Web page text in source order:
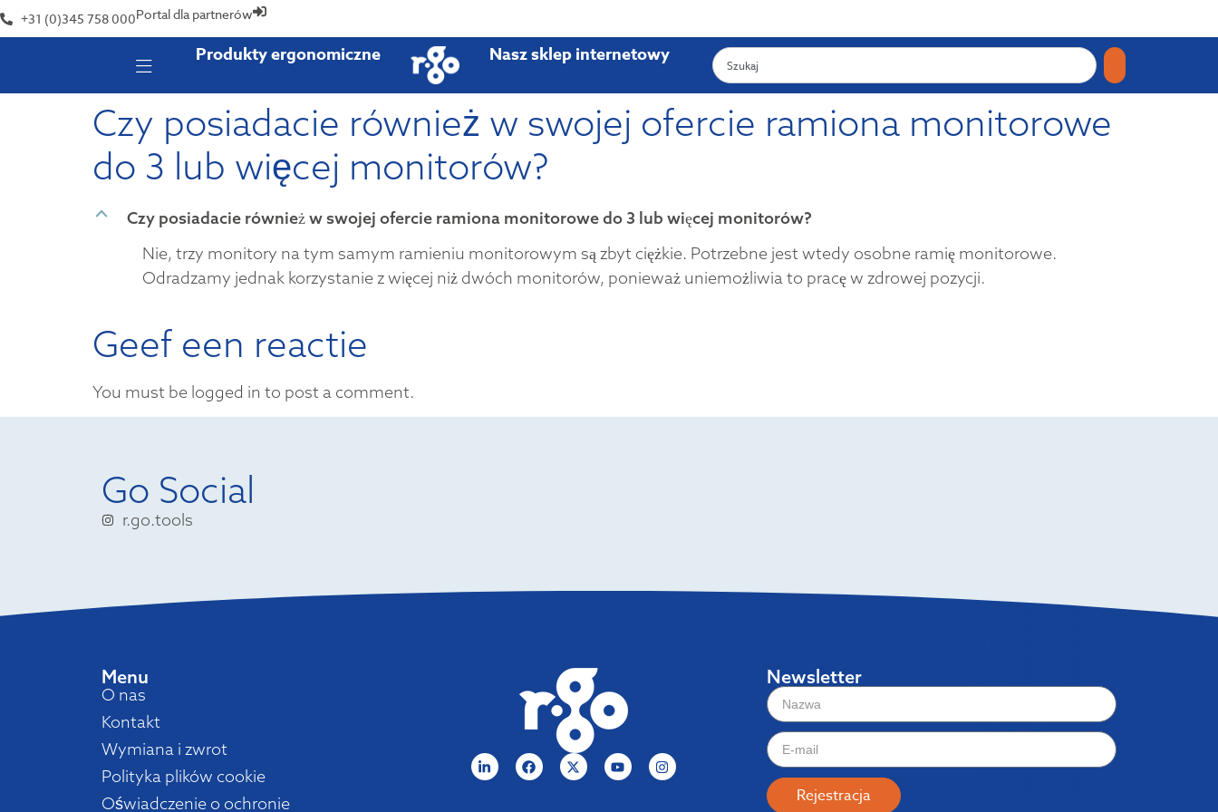
+31 (0)345 758 000Portal dla partnerów
Produkty ergonomiczne Nasz sklep internetowy
Czy posiadacie również w swojej ofercie ramiona monitorowe
do 3 lub więcej monitorów?
B
Czy posiadacie również w swojej ofercie ramiona monitorowe do 3 lub więcej monitorów?
Nie, trzy monitory na tym samym ramieniu monitorowym są zbyt ciężkie. Potrzebne jest wtedy osobne ramię monitorowe.
Odradzamy jednak korzystanie z więcej niż dwóch monitorów, ponieważ uniemożliwia to pracę w zdrowej pozycji.
Geef een reactie
You must be logged in to post a comment.
Go Social
r.go.tools
Menu
O nas
Kontakt
Wymiana i zwrot
Polityka plików cookie
Oświadczenie o ochronie
Newsletter
Rejestracja